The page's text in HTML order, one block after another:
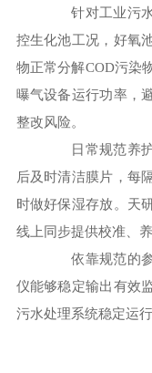
针对工业污水
控生化池工况，好氧
物正常分解COD污染
曝气设备运行功率，
整改风险。
日常规范养护
后及时清洁膜片，每
时做好保湿存放。天
线上同步提供校准、
依靠规范的参
仪能够稳定输出有效
污水处理系统稳定运行